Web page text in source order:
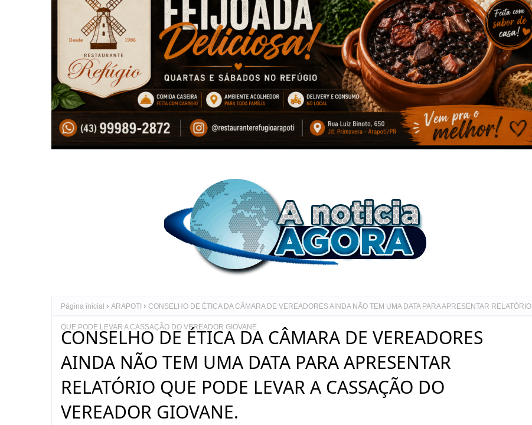
Página inicial ARAPOTI CONSELHO DE ÉTICA DA CÂMARA DE VEREADORES AINDA NÃO TEM UMA DATA PARA APRESENTAR RELATÓRIO
QUE PODE LEVAR A CASSAÇÃO DO VEREADOR GIOVANE.
CONSELHO DE ÉTICA DA CÂMARA DE VEREADORES
AINDA NÃO TEM UMA DATA PARA APRESENTAR
RELATÓRIO QUE PODE LEVAR A CASSAÇÃO DO
VEREADOR GIOVANE.